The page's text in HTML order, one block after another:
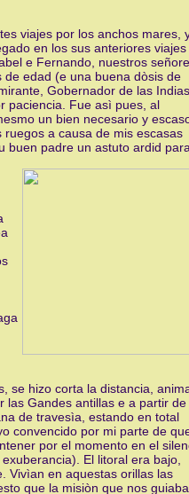
viajes por los anchos mares,
en los sus anteriores viajes
e Fernando, nuestros
edad (e una buena dòsis de
Gobernador de las
paciencia. Fue asì pues, al
un bien necesario y
a causa de mis escasas
buen padre un astuto ardid
se hizo corta la distancia,
las Gandes antillas e a partir de
de travesìa, estando en total
convencido por mi parte de
por el momento en el
El litoral era bajo,
Vivìan en aquestas orillas las
que la misiòn que nos guiaba